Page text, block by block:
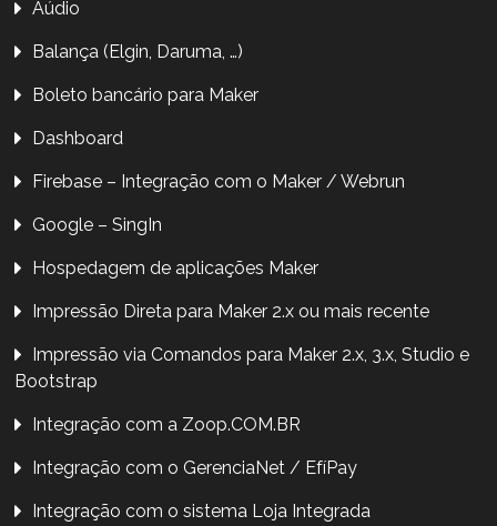
Aúdio
Balança (Elgin, Daruma, …)
Boleto bancário para Maker
Dashboard
Firebase – Integração com o Maker / Webrun
Google – SingIn
Hospedagem de aplicações Maker
Impressão Direta para Maker 2.x ou mais recente
Impressão via Comandos para Maker 2.x, 3.x, Studio e
Bootstrap
Integração com a Zoop.COM.BR
Integração com o GerenciaNet / EfíPay
Integração com o sistema Loja Integrada